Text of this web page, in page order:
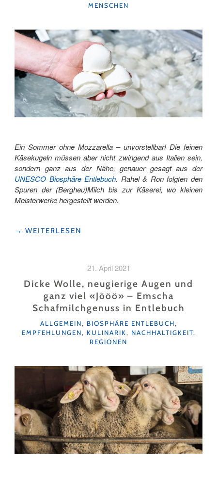
MENSCHEN
Ein Sommer ohne Mozzarella – unvorstellbar! Die feinen
Käsekugeln müssen aber nicht zwingend aus Italien sein,
sondern ganz aus der Nähe, genauer gesagt aus der
UNESCO Biosphäre Entlebuch. Rahel & Ron folgten den
Spuren der (Bergheu)Milch bis zur Käserei, wo kleinen
Meisterwerke hergestellt werden.
"ECHT
→ WEITERLESEN
21. April 2021
Dicke Wolle, neugierige Augen und
ganz viel «Jööö» – Emscha
Schafmilchgenuss in Entlebuch
KATEGORIEN
ALLGEMEIN, BIOSPHÄRE ENTLEBUCH,
EMPFEHLUNGEN, KULINARIK, NACHHALTIGKEIT,
REGIONEN